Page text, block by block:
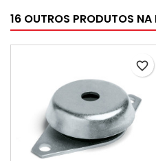
16 OUTROS PRODUTOS
favorite_border